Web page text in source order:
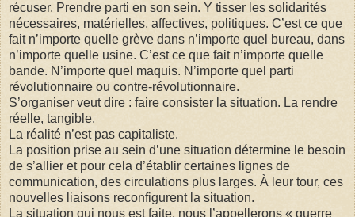
récuser. Prendre parti en son sein. Y tisser les solidarités
nécessaires, matérielles, affectives, politiques. C’est ce que
fait n’importe quelle grève dans n’importe quel bureau, dans
n’importe quelle usine. C’est ce que fait n’importe quelle
bande. N’importe quel maquis. N’importe quel parti
révolutionnaire ou contre-révolutionnaire.
S’organiser veut dire : faire consister la situation. La rendre
réelle, tangible.
La réalité n’est pas capitaliste.
La position prise au sein d’une situation détermine le besoin
de s’allier et pour cela d’établir certaines lignes de
communication, des circulations plus larges. À leur tour, ces
nouvelles liaisons reconfigurent la situation.
La situation qui nous est faite, nous l’appellerons « guerre